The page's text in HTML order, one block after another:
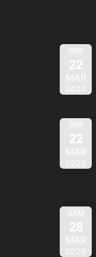
DIM
22
MAR
2020
DIM
22
MAR
2020
SAM
28
MAR
2020